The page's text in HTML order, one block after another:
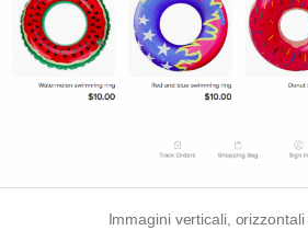
Immagini verticali,